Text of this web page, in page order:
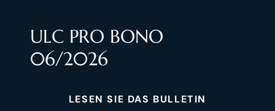
ULC PRO BONO
06/2026
LESEN SIE DAS BULLETIN